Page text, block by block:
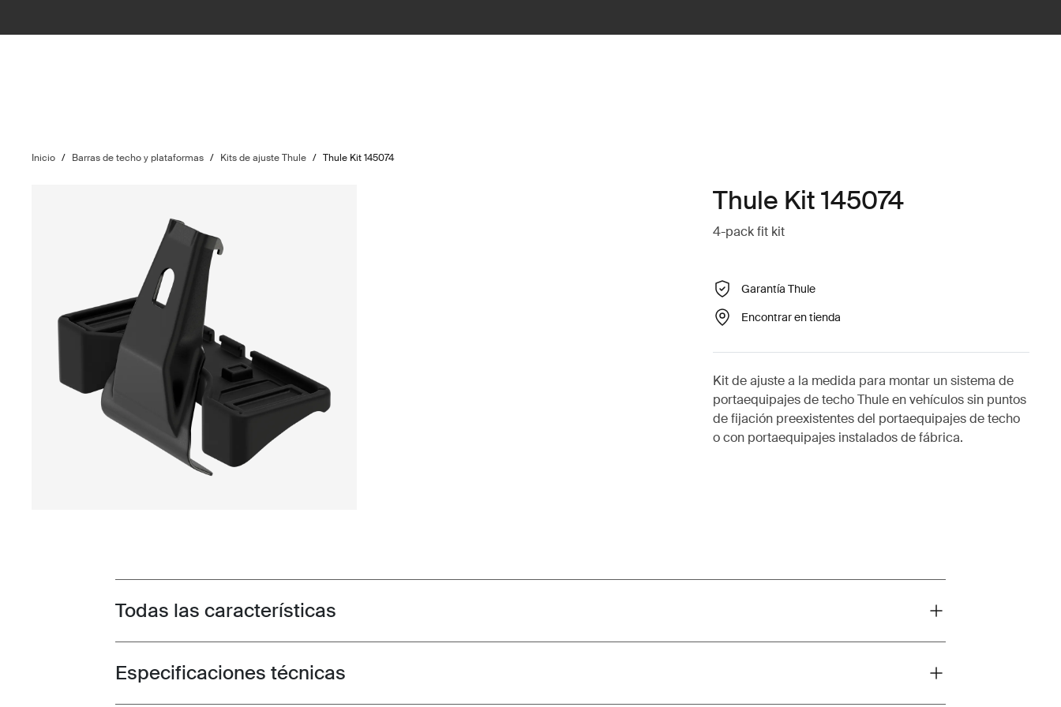
Inicio / Barras de techo y plataformas / Kits de ajuste Thule / Thule Kit 145074
Thule Kit 145074
4-pack fit kit
Garantía Thule
Encontrar en tienda
Kit de ajuste a la medida para montar un sistema de
portaequipajes de techo Thule en vehículos sin puntos
de fijación preexistentes del portaequipajes de techo
o con portaequipajes instalados de fábrica.
Toggle features
Todas las características
Toggle techspec
Especificaciones técnicas